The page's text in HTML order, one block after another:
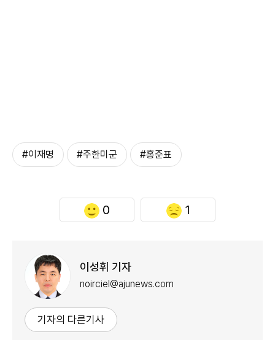
#이재명 #주한미군 #홍준표
0 1
이성휘 기자
noirciel@ajunews.com
기자의 다른기사